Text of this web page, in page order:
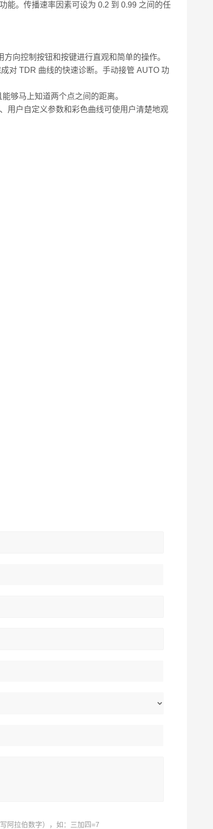
能。传播速率因素可设为 0.2 到 0.99 之间的任
向控制按钮和按键进行直观和简单的操作。
对 TDR 曲线的快速诊断。手动接管 AUTO 功
够马上知道两个点之间的距离。
用户自定义参数和彩色曲线可使用户清楚地观
阿拉伯数字），如：三加四=7